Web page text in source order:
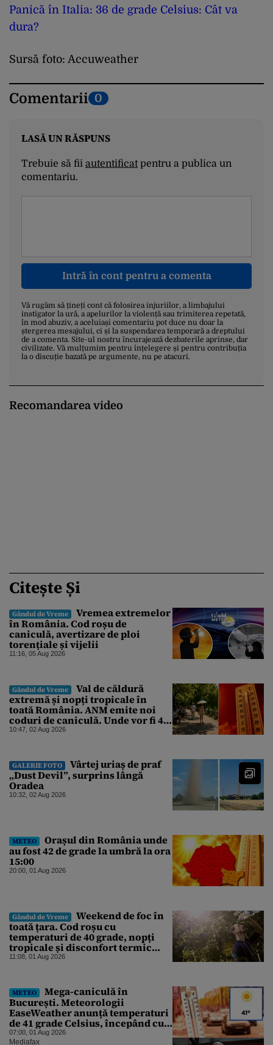
Panică în Italia: 36 de grade Celsius: Cât va
dura?
Sursă foto: Accuweather
Comentarii 0
LASĂ UN RĂSPUNS
Trebuie să fii autentificatpentru a publica un
comentariu.
Intră în cont pentru a comenta
Vă rugăm să țineți cont că folosirea injuriilor, a limbajului
instigator la ură, a apelurilor la violență sau trimiterea repetată,
în mod abuziv, a aceluiași comentariu pot duce nu doar la
ștergerea mesajului, ci și la suspendarea temporară a dreptului
de a comenta. Site-ul nostru încurajează dezbaterile aprinse, dar
civilizate. Vă mulțumim pentru înțelegere și pentru contribuția
la o discuție bazată pe argumente, nu pe atacuri.
Recomandarea video
Citește Și
Gândul de Vreme
Vremea extremelor
în România. Cod roșu de
caniculă, avertizare de ploi
torențiale și vijelii
11:16, 05 Aug 2026
Gândul de Vreme
Val de căldură
extremă și nopți tropicale în
toată România. ANM emite noi
coduri de caniculă. Unde vor fi 40
de grade
10:47, 02 Aug 2026
GALERIE FOTO
Vârtej uriaș de praf
„Dust Devil”, surprins lângă
Oradea
10:32, 02 Aug 2026
METEO
Orașul din România unde
au fost 42 de grade la umbră la ora
15:00
20:00, 01 Aug 2026
Gândul de Vreme
Weekend de foc în
toată țara. Cod roșu cu
temperaturi de 40 grade, nopți
tropicale și disconfort termic
mare. Unde se va atinge pragul
11:08, 01 Aug 2026
METEO
Mega-caniculă în
București. Meteorologii
EaseWeather anunță temperaturi
de 41 grade Celsius, începând cu
această dată
07:00, 01 Aug 2026
Mediafax